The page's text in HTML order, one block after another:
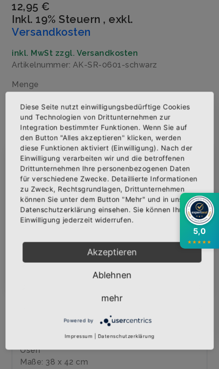
12,95 €
Inkl. 19% Steuern , exkl.
Versandkosten
inkl. MwSt zzgl. Versandkosten
Artikelnummer: AK-SR-0601-schwarz
Menge
IN DEN WARENKORB
AUF DIE WUNSCHLISTE
BESCHREIBUNG INFOS BEWERTUNGEN
Baumwolltasche mit dem Logo "SIEGFRIED &
ROY" veredelt.
Zusammenziehbare Tragekordel
Durch Riegelnähte verstärkter Ausgang der
Verstärktes Material im Bereich der genähten
Ösen
Maße: 38 x 42 cm
Abonniere jetzt unseren Newsletter
Bekomme die aktuellsten News über neue
Produkte und zudem einen 10% Gutschein für
deine nächste Bestellung.
Abonnieren
5,0
★★★★★
Diese Seite nutzt einwilligungsbedürftige Cookies
und Technologien von Drittunternehmen zur
Integration bestimmter Funktionen. Wenn Sie auf
den Button "Alles akzeptieren" klicken, werden
diese Funktionen aktiviert (Einwilligung). Nach der
Einwilligung verarbeiten wir und die betroffenen
Drittunternehmen Ihre personenbezogenen Daten
für verschiedene Zwecke. Detaillierte Informationen
zu Zweck, Rechtsgrundlagen, Drittunternehmen
können Sie unter dem Button "Mehr" und in unserer
Datenschutzerklärung einsehen. Sie können Ihre
Einwilligung jederzeit widerrufen.
Akzeptieren
Ablehnen
mehr
Powered by
Impressum Datenschutzerklärung